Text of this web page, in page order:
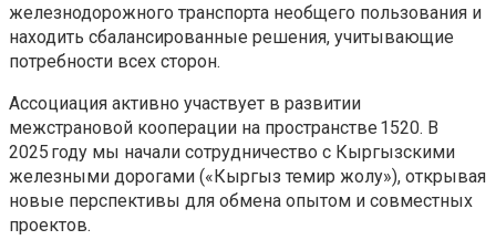
железнодорожного транспорта необщего пользования и
находить сбалансированные решения, учитывающие
потребности всех сторон.
Ассоциация активно участвует в развитии
межстрановой кооперации на пространстве 1520. В
2025 году мы начали сотрудничество с Кыргызскими
железными дорогами («Кыргыз темир жолу»), открывая
новые перспективы для обмена опытом и совместных
проектов.